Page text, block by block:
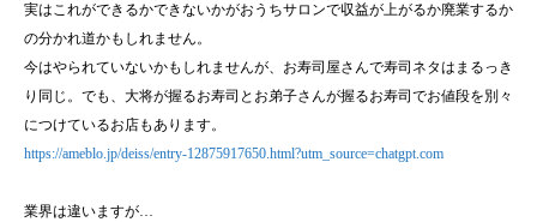
実はこれができるかできないかがおうちサロンで収益が上がるか廃業するか
の分かれ道かもしれません。
今はやられていないかもしれませんが、お寿司屋さんで寿司ネタはまるっき
り同じ。でも、大将が握るお寿司とお弟子さんが握るお寿司でお値段を別々
につけているお店もあります。
https://ameblo.jp/deiss/entry-12875917650.html?utm_source=chatgpt.com
業界は違いますが…